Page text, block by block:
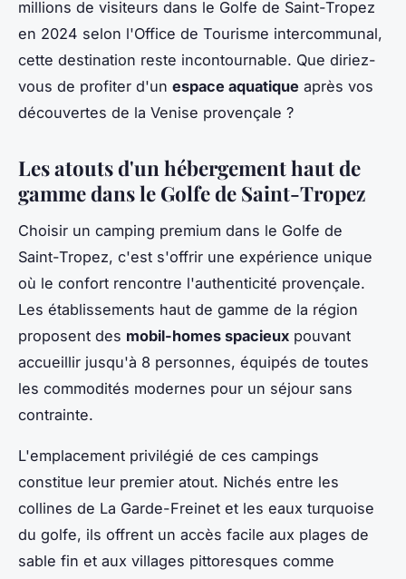
millions de visiteurs dans le Golfe de Saint-Tropez
en 2024 selon l'Office de Tourisme intercommunal,
cette destination reste incontournable. Que diriez-
vous de profiter d'un espace aquatique après vos
découvertes de la Venise provençale ?
Les atouts d'un hébergement haut de
gamme dans le Golfe de Saint-Tropez
Choisir un camping premium dans le Golfe de
Saint-Tropez, c'est s'offrir une expérience unique
où le confort rencontre l'authenticité provençale.
Les établissements haut de gamme de la région
proposent des mobil-homes spacieux pouvant
accueillir jusqu'à 8 personnes, équipés de toutes
les commodités modernes pour un séjour sans
contrainte.
L'emplacement privilégié de ces campings
constitue leur premier atout. Nichés entre les
collines de La Garde-Freinet et les eaux turquoise
du golfe, ils offrent un accès facile aux plages de
sable fin et aux villages pittoresques comme